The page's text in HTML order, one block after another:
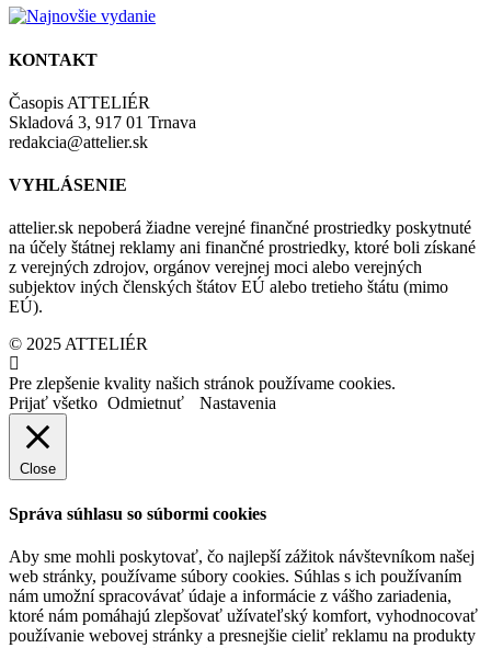
KONTAKT
Časopis ATTELIÉR
Skladová 3, 917 01 Trnava
redakcia@attelier.sk
VYHLÁSENIE
attelier.sk nepoberá žiadne verejné finančné prostriedky poskytnuté
na účely štátnej reklamy ani finančné prostriedky, ktoré boli získané
z verejných zdrojov, orgánov verejnej moci alebo verejných
subjektov iných členských štátov EÚ alebo tretieho štátu (mimo
EÚ).
© 2025 ATTELIÉR
Pre zlepšenie kvality našich stránok používame cookies.
Prijať všetko Odmietnuť Nastavenia
Close
Správa súhlasu so súbormi cookies
Aby sme mohli poskytovať, čo najlepší zážitok návštevníkom našej
web stránky, používame súbory cookies. Súhlas s ich používaním
nám umožní spracovávať údaje a informácie z vášho zariadenia,
ktoré nám pomáhajú zlepšovať užívateľský komfort, vyhodnocovať
používanie webovej stránky a presnejšie cieliť reklamu na produkty